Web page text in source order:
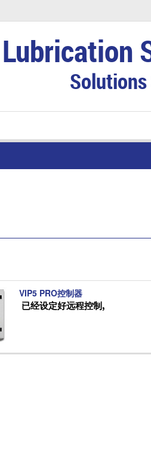
Lubrication
VIP5 PRO控制器
已经设定好远程控制,